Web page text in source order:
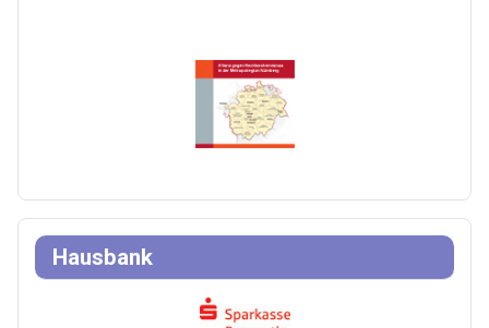
Hausbank